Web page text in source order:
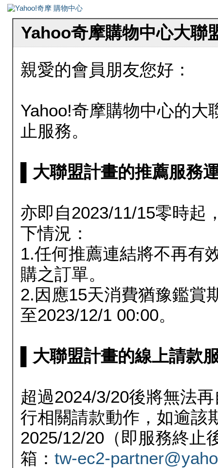
Yahoo奇摩購物中心大聯
親愛的會員朋友您好：
Yahoo!奇摩購物中心的大
止服務。
▌大聯盟計畫的推薦服務
亦即自2023/11/15零時起
下情況：
1.任何推薦連結將不再有
購之訂單。
2.因應15天消費猶豫鑑賞
至2023/12/1 00:00。
▌大聯盟計畫的線上請款
超過2024/3/20後將無法
行相關請款動作，如逾該
2025/12/20（即服務終止
箱： tw-ec2-